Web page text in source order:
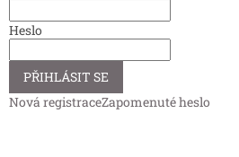
Heslo
PŘIHLÁSIT SE
Nová registraceZapomenuté heslo